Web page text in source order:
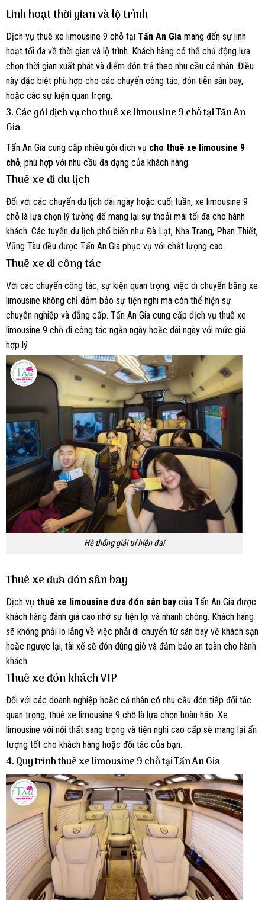
Linh hoạt thời gian và lộ trình
Dịch vụ thuê xe limousine 9 chỗ tại Tấn An Gia mang đến sự linh
hoạt tối đa về thời gian và lộ trình. Khách hàng có thể chủ động lựa
chọn thời gian xuất phát và điểm đón trả theo nhu cầu cá nhân. Điều
này đặc biệt phù hợp cho các chuyến công tác, đón tiễn sân bay,
hoặc các sự kiện quan trọng.
3. Các gói dịch vụ cho thuê xe limousine 9 chỗ tại Tấn An
Gia
Tấn An Gia cung cấp nhiều gói dịch vụ cho thuê xe limousine 9
chỗ, phù hợp với nhu cầu đa dạng của khách hàng:
Thuê xe đi du lịch
Đối với các chuyến du lịch dài ngày hoặc cuối tuần, xe limousine 9
chỗ là lựa chọn lý tưởng để mang lại sự thoải mái tối đa cho hành
khách. Các tuyến du lịch phổ biến như Đà Lạt, Nha Trang, Phan Thiết,
Vũng Tàu đều được Tấn An Gia phục vụ với chất lượng cao.
Thuê xe đi công tác
Với các chuyến công tác, sự kiện quan trọng, việc di chuyển bằng xe
limousine không chỉ đảm bảo sự tiện nghi mà còn thể hiện sự
chuyên nghiệp và đẳng cấp. Tấn An Gia cung cấp dịch vụ thuê xe
limousine 9 chỗ đi công tác ngắn ngày hoặc dài ngày với mức giá
hợp lý.
Hệ thống giải trí hiện đại
Thuê xe đưa đón sân bay
Dịch vụ thuê xe limousine đưa đón sân bay của Tấn An Gia được
khách hàng đánh giá cao nhờ sự tiện lợi và nhanh chóng. Khách hàng
sẽ không phải lo lắng về việc phải di chuyển từ sân bay về khách sạn
hoặc ngược lại, tài xế sẽ đón đúng giờ và đảm bảo an toàn cho hành
khách.
Thuê xe đón khách VIP
Đối với các doanh nghiệp hoặc cá nhân có nhu cầu đón tiếp đối tác
quan trọng, thuê xe limousine 9 chỗ là lựa chọn hoàn hảo. Xe
limousine với nội thất sang trọng và tiện nghi cao cấp sẽ mang lại ấn
tượng tốt cho khách hàng hoặc đối tác của bạn.
4. Quy trình thuê xe limousine 9 chỗ tại Tấn An Gia